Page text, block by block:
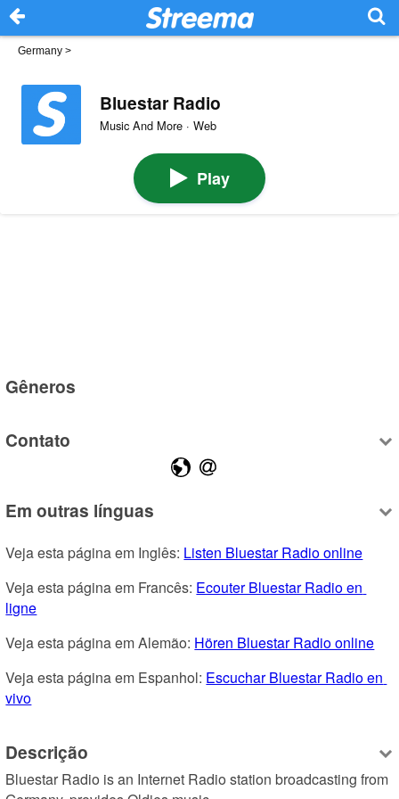
Germany >
Bluestar Radio
Music And More · Web
Play
Gêneros
Contato
Em outras línguas
Veja esta página em Inglês: Listen Bluestar Radio online
Veja esta página em Francês: Ecouter Bluestar Radio en
ligne
Veja esta página em Alemão: Hören Bluestar Radio online
Veja esta página em Espanhol: Escuchar Bluestar Radio en
vivo
Descrição
Bluestar Radio is an Internet Radio station broadcasting from